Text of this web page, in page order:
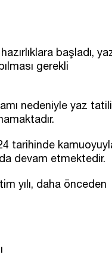
başladı,
gerekli
nedeniyle yaz
tarihinde
devam etmektedir.
yılı, daha önceden